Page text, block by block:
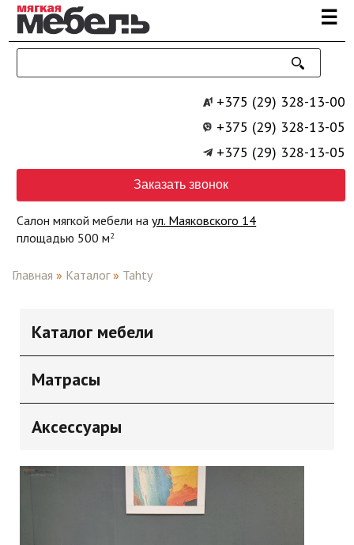
Перейти к основному содержанию ☰
+375 (29) 328-13-00
+375 (29) 328-13-05
+375 (29) 328-13-05
Заказать звонок
Салон мягкой мебели наул. Маяковского 14
площадью 500 м2
Главная » Каталог » Tahty
Каталог мебели
Матрасы
Аксессуары